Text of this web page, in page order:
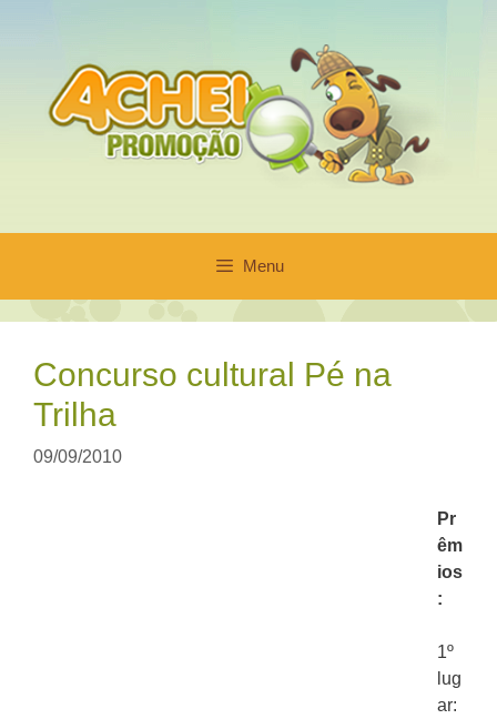
conteúdo
Menu
Concurso cultural Pé na
Trilha
09/09/2010
Pr
êm
ios
:
1º
lug
ar: